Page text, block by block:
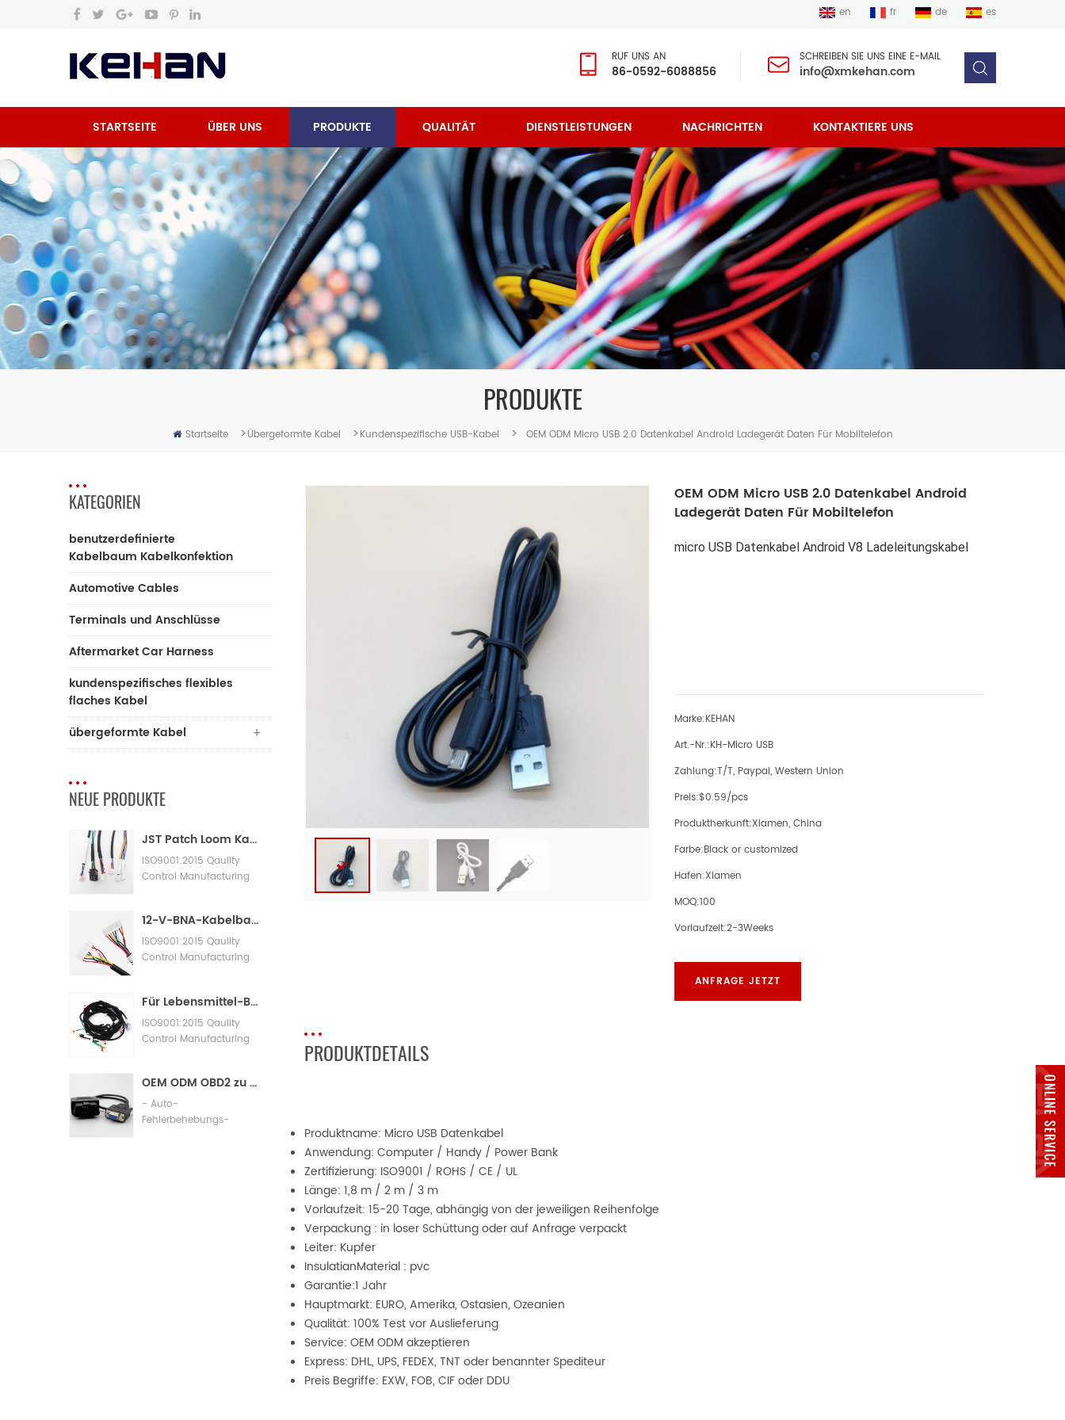
en fr de es
RUF UNS AN
86-0592-6088856
SCHREIBEN SIE UNS EINE E-MAIL
info@xmkehan.com
STARTSEITE ÜBER UNS PRODUKTE QUALITÄT DIENSTLEISTUNGEN NACHRICHTEN KONTAKTIERE UNS
PRODUKTE
Startseite >Übergeformte Kabel >Kundenspezifische USB-Kabel > OEM ODM Micro USB 2.0 Datenkabel Android Ladegerät Daten Für Mobiltelefon
OEM ODM Micro USB 2.0 Datenkabel Android
Ladegerät Daten Für Mobiltelefon
micro USB Datenkabel Android V8 Ladeleitungskabel
Marke:KEHAN
Art.-Nr.:KH-Micro USB
Zahlung:T/T, Paypal, Western Union
Preis:$0.59/pcs
Produktherkunft:Xiamen, China
Farbe:Black or customized
Hafen:Xiamen
MOQ:100
Vorlaufzeit:2-3Weeks
ANFRAGE JETZT
PRODUKTDETAILS
Produktname: Micro USB Datenkabel
Anwendung: Computer / Handy / Power Bank
Zertifizierung: ISO9001 / ROHS / CE / UL
Länge: 1,8 m / 2 m / 3 m
Vorlaufzeit: 15-20 Tage, abhängig von der jeweiligen Reihenfolge
Verpackung : in loser Schüttung oder auf Anfrage verpackt
Leiter: Kupfer
InsulatianMaterial : pvc
Garantie:1 Jahr
Hauptmarkt: EURO, Amerika, Ostasien, Ozeanien
Qualität: 100% Test vor Auslieferung
Service: OEM ODM akzeptieren
Express: DHL, UPS, FEDEX, TNT oder benannter Spediteur
Preis Begriffe: EXW, FOB, CIF oder DDU
KATEGORIEN
benutzerdefinierte
Kabelbaum Kabelkonfektion
Automotive Cables
Terminals und Anschlüsse
Aftermarket Car Harness
kundenspezifisches flexibles
flaches Kabel
übergeformte Kabel
NEUE PRODUKTE
JST Patch Loom Kabelbaum
ISO9001:2015 Qaulity
Control Manufacturing
12-V-BNA-Kabelbaum-Adapterkabelbaum
ISO9001:2015 Qaulity
Control Manufacturing
Für Lebensmittel-Bäckereimaschinen mit großen Kabelbäumen
ISO9001:2015 Qaulity
Control Manufacturing
OEM ODM OBD2 zu db9 Kabel-Automobil-Diagnoseanschlusskabel
- Auto-
Fehlerbehebungs-